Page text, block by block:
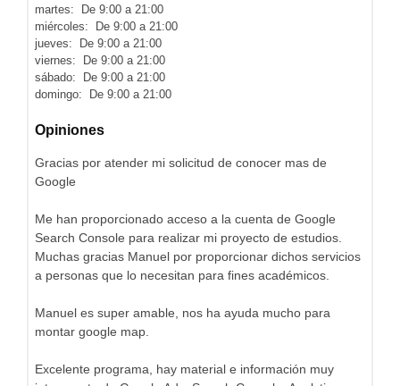
martes: De 9:00 a 21:00
miércoles: De 9:00 a 21:00
jueves: De 9:00 a 21:00
viernes: De 9:00 a 21:00
sábado: De 9:00 a 21:00
domingo: De 9:00 a 21:00
Opiniones
Gracias por atender mi solicitud de conocer mas de
Google
Me han proporcionado acceso a la cuenta de Google
Search Console para realizar mi proyecto de estudios.
Muchas gracias Manuel por proporcionar dichos servicios
a personas que lo necesitan para fines académicos.
Manuel es super amable, nos ha ayuda mucho para
montar google map.
Excelente programa, hay material e información muy